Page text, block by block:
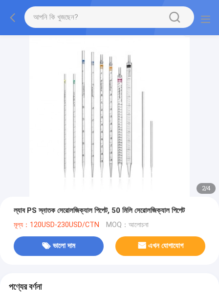
2/4
ল্যাব PS স্নাতক সেরোলজিক্যাল পিপেট, 50 মিলি সেরোলজিক্যাল পিপেট
মূল্য：120USD-230USD/CTN MOQ：আলোচনা
ভালো দাম এখন যোগাযোগ
পণ্যের বর্ণনা